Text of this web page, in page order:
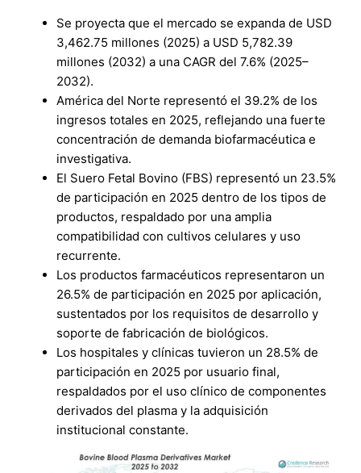
Se proyecta que el mercado se expanda de USD
3,462.75 millones (2025) a USD 5,782.39
millones (2032) a una CAGR del 7.6% (2025–
2032).
América del Norte representó el 39.2% de los
ingresos totales en 2025, reflejando una fuerte
concentración de demanda biofarmacéutica e
investigativa.
El Suero Fetal Bovino (FBS) representó un 23.5%
de participación en 2025 dentro de los tipos de
productos, respaldado por una amplia
compatibilidad con cultivos celulares y uso
recurrente.
Los productos farmacéuticos representaron un
26.5% de participación en 2025 por aplicación,
sustentados por los requisitos de desarrollo y
soporte de fabricación de biológicos.
Los hospitales y clínicas tuvieron un 28.5% de
participación en 2025 por usuario final,
respaldados por el uso clínico de componentes
derivados del plasma y la adquisición
institucional constante.